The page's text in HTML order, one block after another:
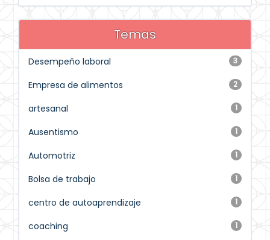
Temas
3
Desempeño laboral
2
Empresa de alimentos
1
artesanal
1
Ausentismo
1
Automotriz
1
Bolsa de trabajo
1
centro de autoaprendizaje
1
coaching